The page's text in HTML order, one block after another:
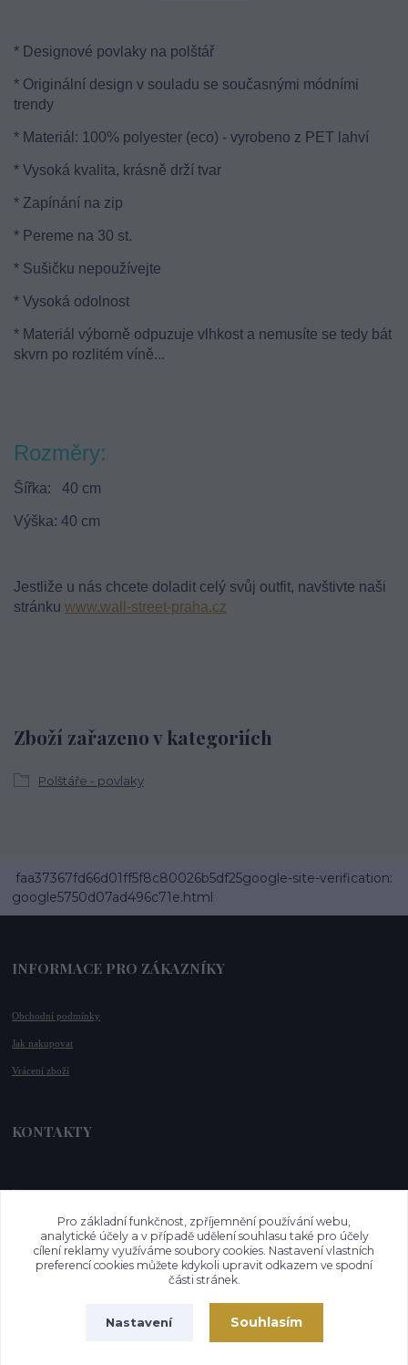
* Designové povlaky na polštář
* Originální design v souladu se současnými módními
trendy
* Materiál: 100% polyester (eco) - vyrobeno z PET lahví
* Vysoká kvalita, krásně drží tvar
* Zapínání na zip
* Pereme na 30 st.
* Sušičku nepoužívejte
* Vysoká odolnost
* Materiál výborně odpuzuje vlhkost a nemusíte se tedy bát
skvrn po rozlitém víně...
Rozměry:
Šířka: 40 cm
Výška: 40 cm
Jestliže u nás chcete doladit celý svůj outfit, navštivte naši
stránku www.wall-street-praha.cz
Zboží zařazeno v kategoriích
Polštáře - povlaky
faa37367fd66d01ff5f8c80026b5df25google-site-verification:
google5750d07ad496c71e.html
INFORMACE PRO ZÁKAZNÍKY
Obchodní podmínky
Jak nakupovat
Vrácení zboží
KONTAKTY
📞 +420 732 779 508
www.vysnenekabelky.cz
Pro základní funkčnost, zpříjemnění používání webu,
analytické účely a v případě udělení souhlasu také pro účely
cílení reklamy využíváme soubory cookies. Nastavení vlastních
preferencí cookies můžete kdykoli upravit odkazem ve spodní
části stránek.
Nastavení Souhlasím